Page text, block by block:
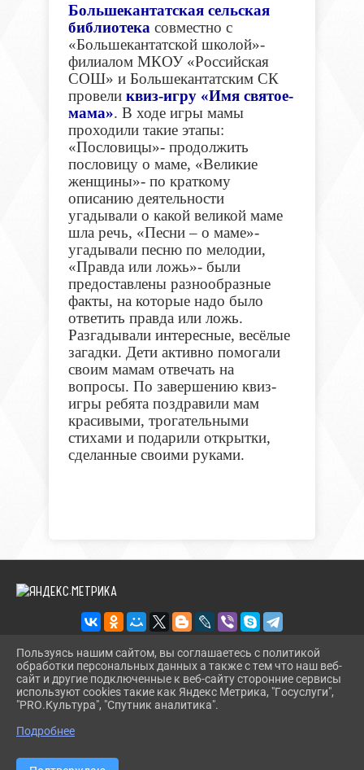
Большекантатская сельская
библиотека совместно с
«Большекантатской школой»-
филиалом МКОУ «Российская
СОШ» и Большекантатским СК
провели квиз-игру «Имя святое-
мама». В ходе игры мамы
проходили такие этапы:
«Пословицы»- продолжить
пословицу о маме, «Великие
женщины»- по краткому
описанию деятельности
угадывали о какой великой маме
шла речь, «Песни – о маме»-
угадывали песню по мелодии,
«Правда или ложь»- были
предоставлены разнообразные
факты, на которые надо было
ответить правда или ложь.
Разгадывали интересные, весёлые
загадки. Дети активно помогали
своим мамам отвечать на
вопросы. По завершению квиз-
игры ребята поздравили мам
красивыми, трогательными
стихами и подарили открытки,
сделанные своими руками.
2026 Г. BMLIBR.RU
ВХОД
КАРТА САЙТА
СДЕЛАНО НА KUBCMS
Пользуясь нашим сайтом, вы соглашаетесь с политикой
обработки персональных данных а также с тем что наш веб-
сайт и другие подключенные к веб-сайту сторонние сервисы
используют cookies такие как Яндекс Метрика, "Госуслуги",
"PRO.Культура", "Спутник аналитика".
Подробнее